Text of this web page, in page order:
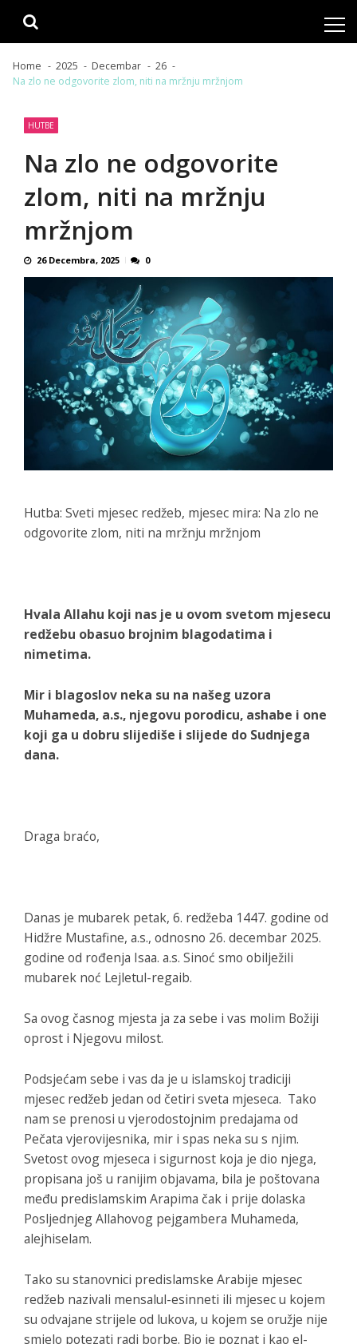
Home 2025 Decembar
26
Na zlo ne odgovorite zlom, niti na mržnju mržnjom
HUTBE
Na zlo ne odgovorite
zlom, niti na mržnju
mržnjom
26 Decembra, 2025 0
Hutba: Sveti mjesec redžeb, mjesec mira: Na zlo ne
odgovorite zlom, niti na mržnju mržnjom
Hvala Allahu koji nas je u ovom svetom mjesecu
redžebu obasuo brojnim blagodatima i
nimetima.
Mir i blagoslov neka su na našeg uzora
Muhameda, a.s., njegovu porodicu, ashabe i one
koji ga u dobru slijediše i slijede do Sudnjega
dana.
Draga braćo,
Danas je mubarek petak, 6. redžeba 1447. godine od
Hidžre Mustafine, a.s., odnosno 26. decembar 2025.
godine od rođenja Isaa. a.s. Sinoć smo obilježili
mubarek noć Lejletul-regaib.
Sa ovog časnog mjesta ja za sebe i vas molim Božiji
oprost i Njegovu milost.
Podsjećam sebe i vas da je u islamskoj tradiciji
mjesec redžeb jedan od četiri sveta mjeseca. Tako
nam se prenosi u vjerodostojnim predajama od
Pečata vjerovijesnika, mir i spas neka su s njim.
Svetost ovog mjeseca i sigurnost koja je dio njega,
propisana još u ranijim objavama, bila je poštovana
među predislamskim Arapima čak i prije dolaska
Posljednjeg Allahovog pejgambera Muhameda,
alejhiselam.
Tako su stanovnici predislamske Arabije mjesec
redžeb nazivali mensalul-esinneti ili mjesec u kojem
su odvajane strijele od lukova, u kojem se oružje nije
smjelo potezati radi borbe. Bio je poznat i kao el-